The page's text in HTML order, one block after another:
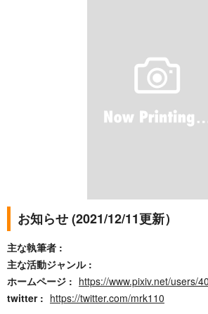
お知らせ (2021/12/11更新）
主な執筆者
主な活動ジャンル
ホームページ
https://www.pixiv.net/users/
twitter
https://twitter.com/mrk110